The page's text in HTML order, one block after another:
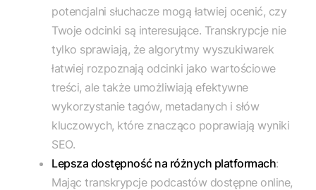
potencjalni słuchacze mogą łatwiej ocenić, czy
Twoje odcinki są interesujące. Transkrypcje nie
tylko sprawiają, że algorytmy wyszukiwarek
łatwiej rozpoznają odcinki jako wartościowe
treści, ale także umożliwiają efektywne
wykorzystanie tagów, metadanych i słów
kluczowych, które znacząco poprawiają wyniki
SEO.
Lepsza dostępność na różnych platformach:
Mając transkrypcje podcastów dostępne online,